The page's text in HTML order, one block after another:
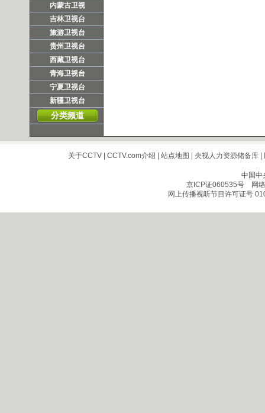
内蒙古卫视
吉林卫视台
旅游卫视台
贵州卫视台
西藏卫视台
青海卫视台
宁夏卫视台
新疆卫视台
分类频道
关于CCTV| CCTV.com介绍 站点地图 央视人力资源储备库|
中国中
京ICP证060535号网络
网上传播视听节目许可证号